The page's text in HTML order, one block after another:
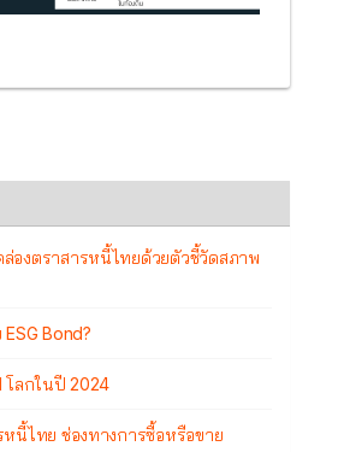
องตราสารหนี้ไทยด้วยตัวชี้วัดสภาพ
Bond?
โลกในปี 2024
หนี้ไทย ช่องทางการซื้อหรือขาย